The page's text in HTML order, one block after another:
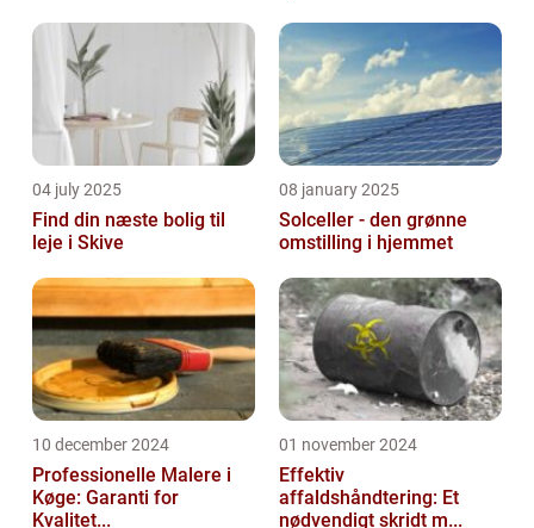
04 july 2025
Find din næste bolig til
leje i Skive
08 january 2025
Solceller - den grønne
omstilling i hjemmet
10 december 2024
Professionelle Malere i
Køge: Garanti for
Kvalitet...
01 november 2024
Effektiv
affaldshåndtering: Et
nødvendigt skridt m...